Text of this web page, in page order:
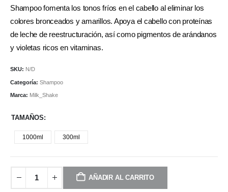
Shampoo fomenta los tonos fríos en el cabello al eliminar los
colores bronceados y amarillos. Apoya el cabello con proteínas
de leche de reestructuración, así como pigmentos de arándanos
y violetas ricos en vitaminas.
SKU: N/D
Categoría: Shampoo
Marca: Milk_Shake
TAMAÑOS
1000ml 300ml
AÑADIR AL CARRITO